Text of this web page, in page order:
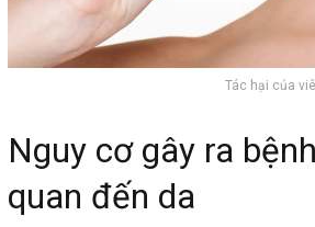
Tác hại của
Nguy cơ gây ra
quan đến da